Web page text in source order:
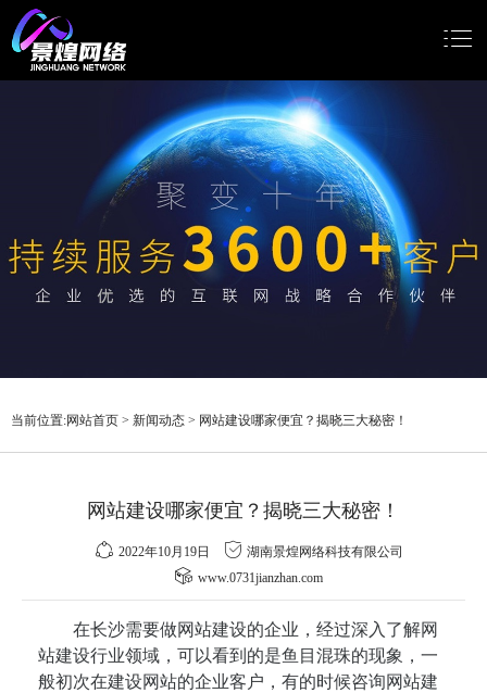
小程序开发
Google推广
关于我们
当前位置:网站首页 > 新闻动态 > 网站建设哪家便宜？揭晓三大秘密！
网站建设哪家便宜？揭晓三大秘密！
2022年10月19日
湖南景煌网络科技有限公司
www.0731jianzhan.com
在长沙需要做网站建设的企业，经过深入了解网
站建设行业领域，可以看到的是鱼目混珠的现象，一
般初次在建设网站的企业客户，有的时候咨询网站建